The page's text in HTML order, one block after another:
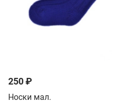
250 ₽
Носки мал.